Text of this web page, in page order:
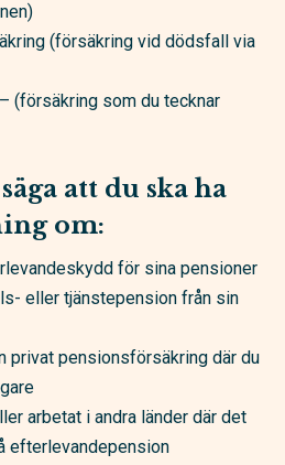
(försäkring vid dödsfall via
(försäkring som du tecknar
att du ska ha
om:
för sina pensioner
eller tjänstepension från sin
privat pensionsförsäkring där du
arbetat i andra länder där det
efterlevandepension